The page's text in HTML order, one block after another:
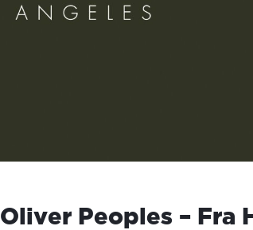
Oliver Peoples – Fra